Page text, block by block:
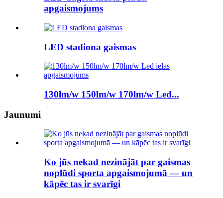
apgaismojums
LED stadiona gaismas
130lm/w 150lm/w 170lm/w Led...
Jaunumi
Ko jūs nekad nezinājāt par gaismas
noplūdi sporta apgaismojumā — un
kāpēc tas ir svarīgi